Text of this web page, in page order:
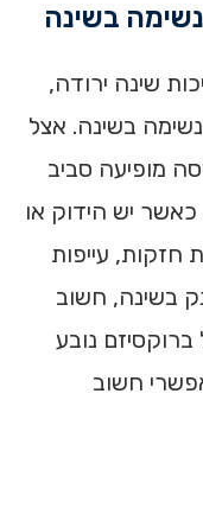
בשינה
שינה ירודה,
בשינה. אצל
מופיעה סביב
יש הידוק או
חזקות, עייפות
בשינה, חשוב
נובע
חשוב